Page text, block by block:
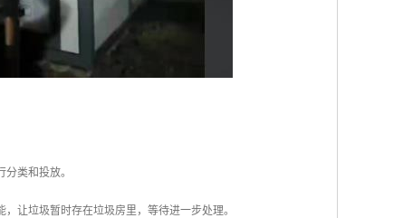
类和投放。
让垃圾暂时存在垃圾房里，等待进一步处理。